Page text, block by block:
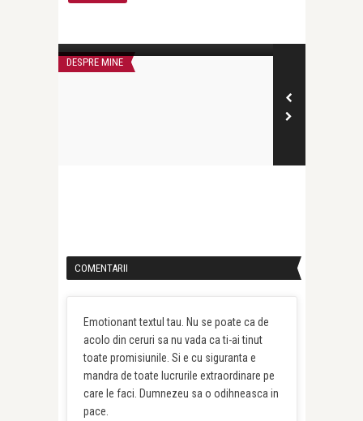
DESPRE MINE
COMENTARII
Emotionant textul tau. Nu se poate ca de
acolo din ceruri sa nu vada ca ti-ai tinut
toate promisiunile. Si e cu siguranta e
mandra de toate lucrurile extraordinare pe
care le faci. Dumnezeu sa o odihneasca in
pace.